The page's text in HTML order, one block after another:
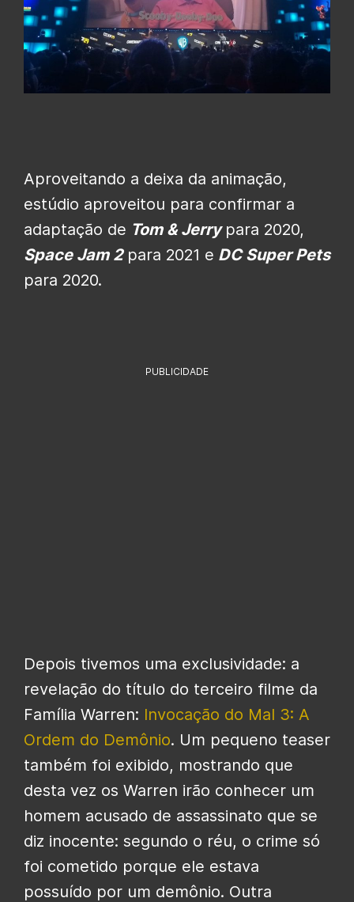
Aproveitando a deixa da animação,
estúdio aproveitou para confirmar a
adaptação de Tom & Jerry para 2020,
Space Jam 2 para 2021 e DC Super Pets
para 2020.
PUBLICIDADE
Depois tivemos uma exclusividade: a
revelação do título do terceiro filme da
Família Warren: Invocação do Mal 3: A
Ordem do Demônio. Um pequeno teaser
também foi exibido, mostrando que
desta vez os Warren irão conhecer um
homem acusado de assassinato que se
diz inocente: segundo o réu, o crime só
foi cometido porque ele estava
possuído por um demônio. Outra